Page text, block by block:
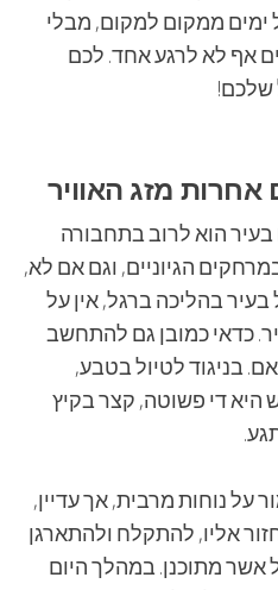
ימים ממקום למקום, מבלי
אף לא לרגע אחד. לכם
שלכם!
אחרות מזג האוויר
בעיר הוא לרוב בתחבורה
הגיוניים, וגם אם לא,
בהליכה ברגל, אין על
כדאי כמובן גם להתחשב
בניגוד לטיול בטבע,
היא די פשוטה, קצר בקיץ
נוחות מרבית, אך עדיין,
אליו, להתקלח ולהתארגן
אשר מתוכנן. במהלך היום